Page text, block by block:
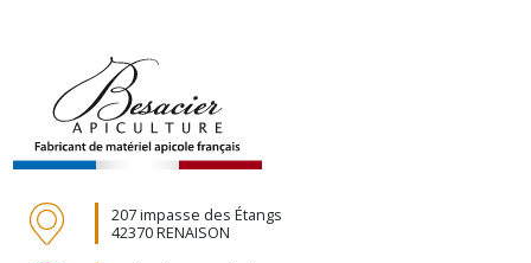
207 impasse des Étangs
42370 RENAISON